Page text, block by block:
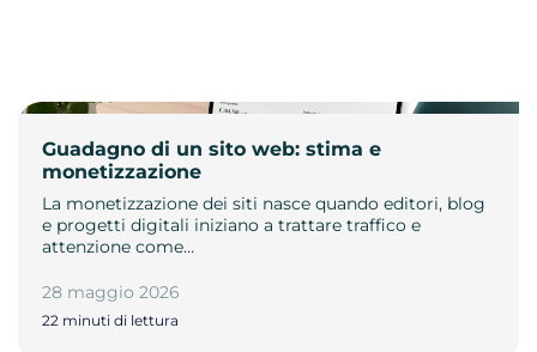
Guadagno di un sito web: stima e
monetizzazione
La monetizzazione dei siti nasce quando editori, blog
e progetti digitali iniziano a trattare traffico e
attenzione come…
28 maggio 2026
22 minuti di lettura